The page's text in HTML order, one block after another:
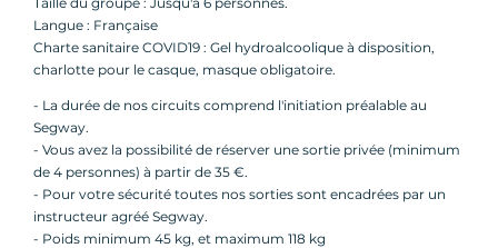
l'histoire du Clos Troteligotte et la particularité
de ses vins.
Nota béné : Comptez 10€ La visite de la cave, la
du vignoble.
Quelque soit votre choix, le lieu inspire à la
détente en famille, un bon moment vous
attends.
Langue : Française
Charte sanitaire COVID19 : Gel hydroalcoolique à disposition,
charlotte pour le casque, masque obligatoire.
- La durée de nos circuits comprend l'initiation préalable au
Segway.
- Vous avez la possibilité de réserver une sortie privée (minimum
de 4 personnes) à partir de 35 €.
- Pour votre sécurité toutes nos sorties sont encadrées par un
instructeur agréé Segway.
- Poids minimum 45 kg, et maximum 118 kg